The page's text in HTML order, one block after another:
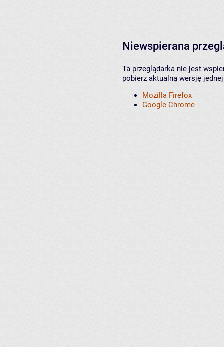
Niewspierana
Ta przeglądarka nie jest
pobierz aktualną wersję
Mozilla Firefox
Google Chrome